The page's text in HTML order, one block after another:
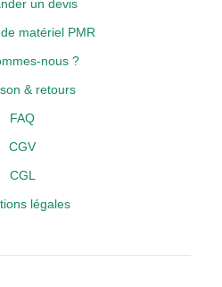
un devis
matériel PMR
nous ?
& retours
FAQ
CGV
CGL
légales